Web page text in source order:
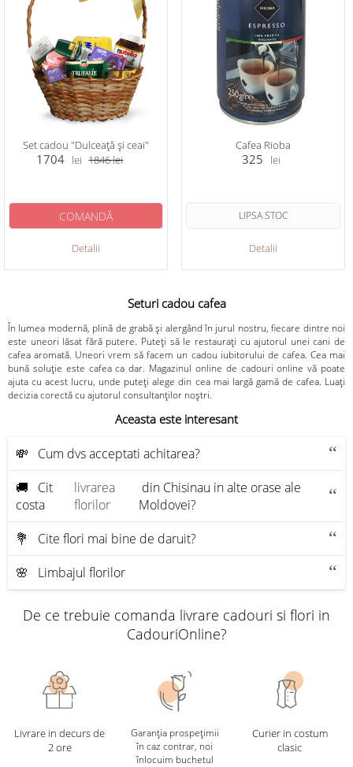
Set cadou "Dulceață și ceai"
1704 lei 1846lei
Detalii
COMANDĂ
Cafea Rioba
325 lei
Detalii
LIPSA STOC
Seturi cadou cafea
În lumea modernă, plină de grabă și alergând în jurul nostru, fiecare dintre noi
este uneori lăsat fără putere. Puteți să le restaurați cu ajutorul unei cani de
cafea aromată. Uneori vrem să facem un cadou iubitorului de cafea. Cea mai
bună soluție este cafea ca dar. Magazinul online de cadouri online vă poate
ajuta cu acest lucru, unde puteți alege din cea mai largă gamă de cafea. Luați
decizia corectă cu ajutorul consultanților noștri.
Aceasta este interesant
💸 Cum dvs acceptati achitarea?
🚚 Cit
costa
livrarea
florilor
din Chisinau in alte orase ale
Moldovei?
💐 Cite flori mai bine de daruit?
🌸 Limbajul florilor
De ce trebuie comanda livrare cadouri si flori in
CadouriOnline?
Livrare in decurs de
2 ore
Garanția prospețimii
în caz contrar, noi
înlocuim buchetul
Curier in costum
clasic